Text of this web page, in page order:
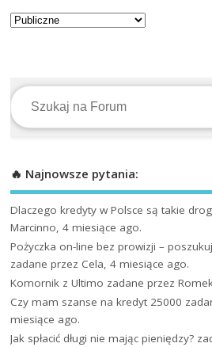
🔥 Najnowsze pytania:
Dlaczego kredyty w Polsce są takie
Marcinno, 4 miesiące ago.
Pożyczka on-line bez prowizji –
zadane przez Cela, 4 miesiące ago.
Komornik z Ultimo zadane przez
Czy mam szanse na kredyt 25000
miesiące ago.
Jak spłacić długi nie mając pieniędzy?